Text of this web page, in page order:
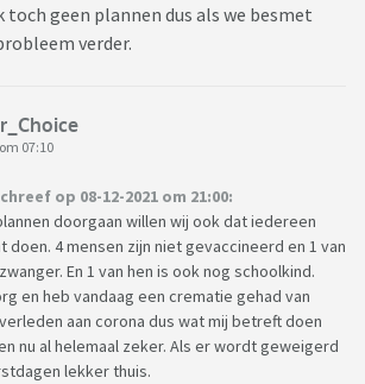
toch geen plannen dus als we besmet
verder.
om 07:10
op 08-12-2021 om 21:00:
doorgaan willen wij ook dat iedereen
doen. 4 mensen zijn niet gevaccineerd en 1 van
En 1 van hen is ook nog schoolkind.
en heb vandaag een crematie gehad van
aan corona dus wat mij betreft doen
nu al helemaal zeker. Als er wordt geweigerd
lekker thuis.